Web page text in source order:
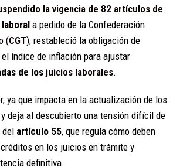
la vigencia de 82 artículos de
a pedido de la Confederación
(CGT), restableció la obligación de
índice de inflación para ajustar
de los juicios laborales.
ya que impacta en la actualización de los
deja al descubierto una tensión difícil de
del artículo 55, que regula cómo deben
en los juicios en trámite y
definitiva.